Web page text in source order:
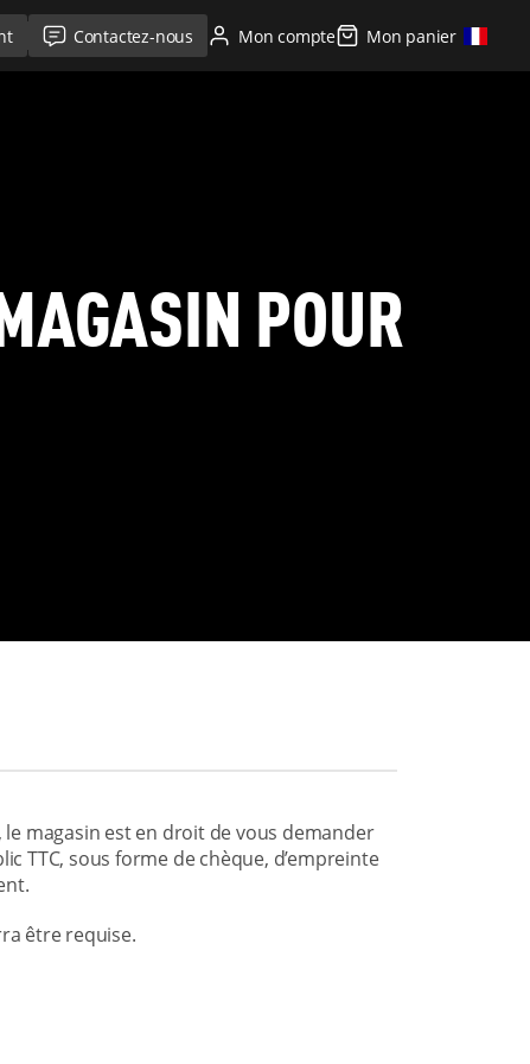
Contactez-nous Mon compte Mon panier
POUR
, le magasin est en droit de vous demander
TTC, sous forme de chèque, d’empreinte
être requise.